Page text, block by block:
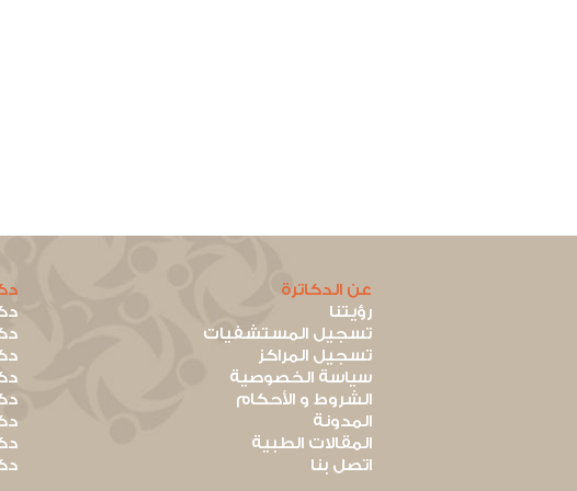
عن الدكاترة
رؤيتنا
تسجيل المستشفيات
تسجيل المراكز
سياسة الخصوصية
الشروط و الأحكام
المدونة
المقالات الطبية
اتصل بنا